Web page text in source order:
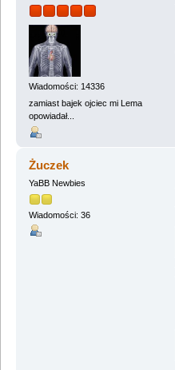
Wiadomości: 14336
zamiast bajek ojciec mi Lema
opowiadał...
Żuczek
YaBB Newbies
Wiadomości: 36